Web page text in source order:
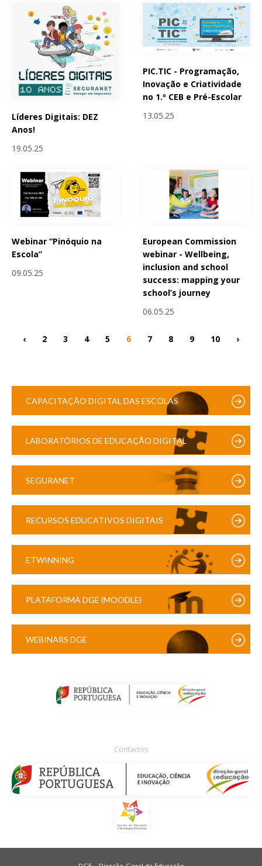
Líderes Digitais: DEZ
Anos!
19.05.25
PIC.TIC - Programação,
Inovação e Criatividade
no 1.º CEB e Pré-Escolar
13.05.25
Webinar “Pinóquio na
Escola”
09.05.25
European Commission
webinar - Wellbeing,
inclusion and school
success: mapping your
school’s journey
06.05.25
‹ 2 3 4 5 6 7 8 9 10 ›
CAPACITAÇÃO DIGITAL DAS ESCOLAS
LABORATÓRIOS DE EDUCAÇÃO DIGITAL
SEGURANET
RECURSOS EDUCATIVOS DIGITAIS
ETWINNING
PLATAFORMA DGE (MOODLE)
WEBINARS DGE
Contactos